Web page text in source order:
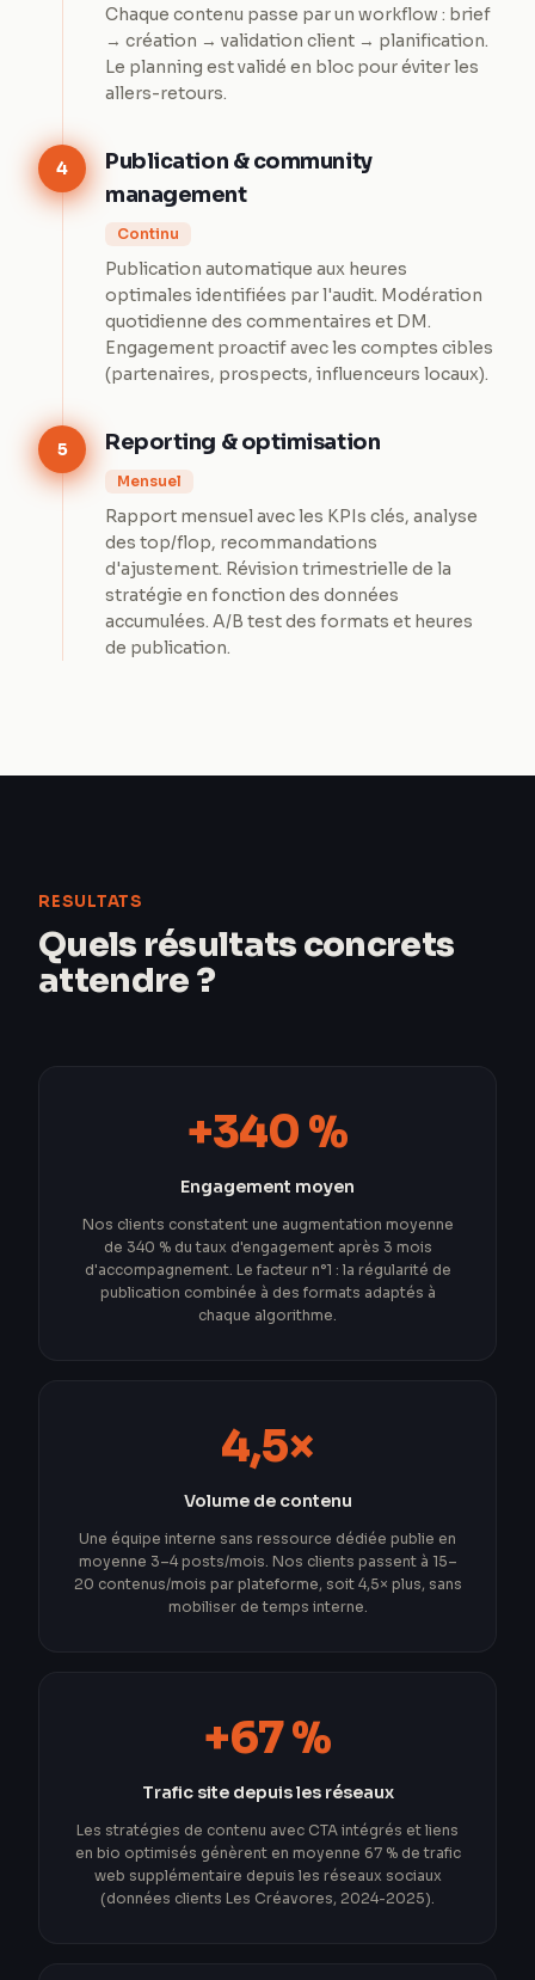
Chaque contenu passe par un workflow : brief
→ création → validation client → planification.
Le planning est validé en bloc pour éviter les
allers-retours.
4
Publication & community
management
Continu
Publication automatique aux heures
optimales identifiées par l'audit. Modération
quotidienne des commentaires et DM.
Engagement proactif avec les comptes cibles
(partenaires, prospects, influenceurs locaux).
5 Reporting & optimisation
Mensuel
Rapport mensuel avec les KPIs clés, analyse
des top/flop, recommandations
d'ajustement. Révision trimestrielle de la
stratégie en fonction des données
accumulées. A/B test des formats et heures
de publication.
RESULTATS
Quels résultats concrets
attendre ?
+340 %
Engagement moyen
Nos clients constatent une augmentation moyenne
de 340 % du taux d'engagement après 3 mois
d'accompagnement. Le facteur n°1 : la régularité de
publication combinée à des formats adaptés à
chaque algorithme.
4,5×
Volume de contenu
Une équipe interne sans ressource dédiée publie en
moyenne 3–4 posts/mois. Nos clients passent à 15–
20 contenus/mois par plateforme, soit 4,5× plus, sans
mobiliser de temps interne.
+67 %
Trafic site depuis les réseaux
Les stratégies de contenu avec CTA intégrés et liens
en bio optimisés génèrent en moyenne 67 % de trafic
web supplémentaire depuis les réseaux sociaux
(données clients Les Créavores, 2024-2025).